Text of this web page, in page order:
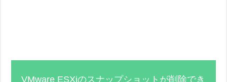
VMware ESXiのスナップショットが削除でき